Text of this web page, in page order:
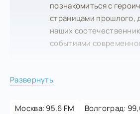
познакомиться с
страницами прошлого,
наших
событиями
Развернуть
Москва: 95.6 FM
Волгоград: